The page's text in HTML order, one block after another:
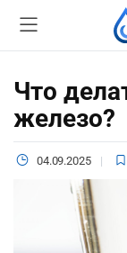
Что
железо?
04.09.2025